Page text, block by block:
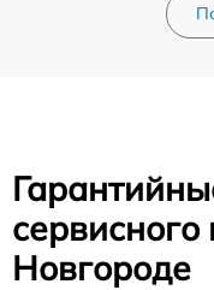
Новгороде